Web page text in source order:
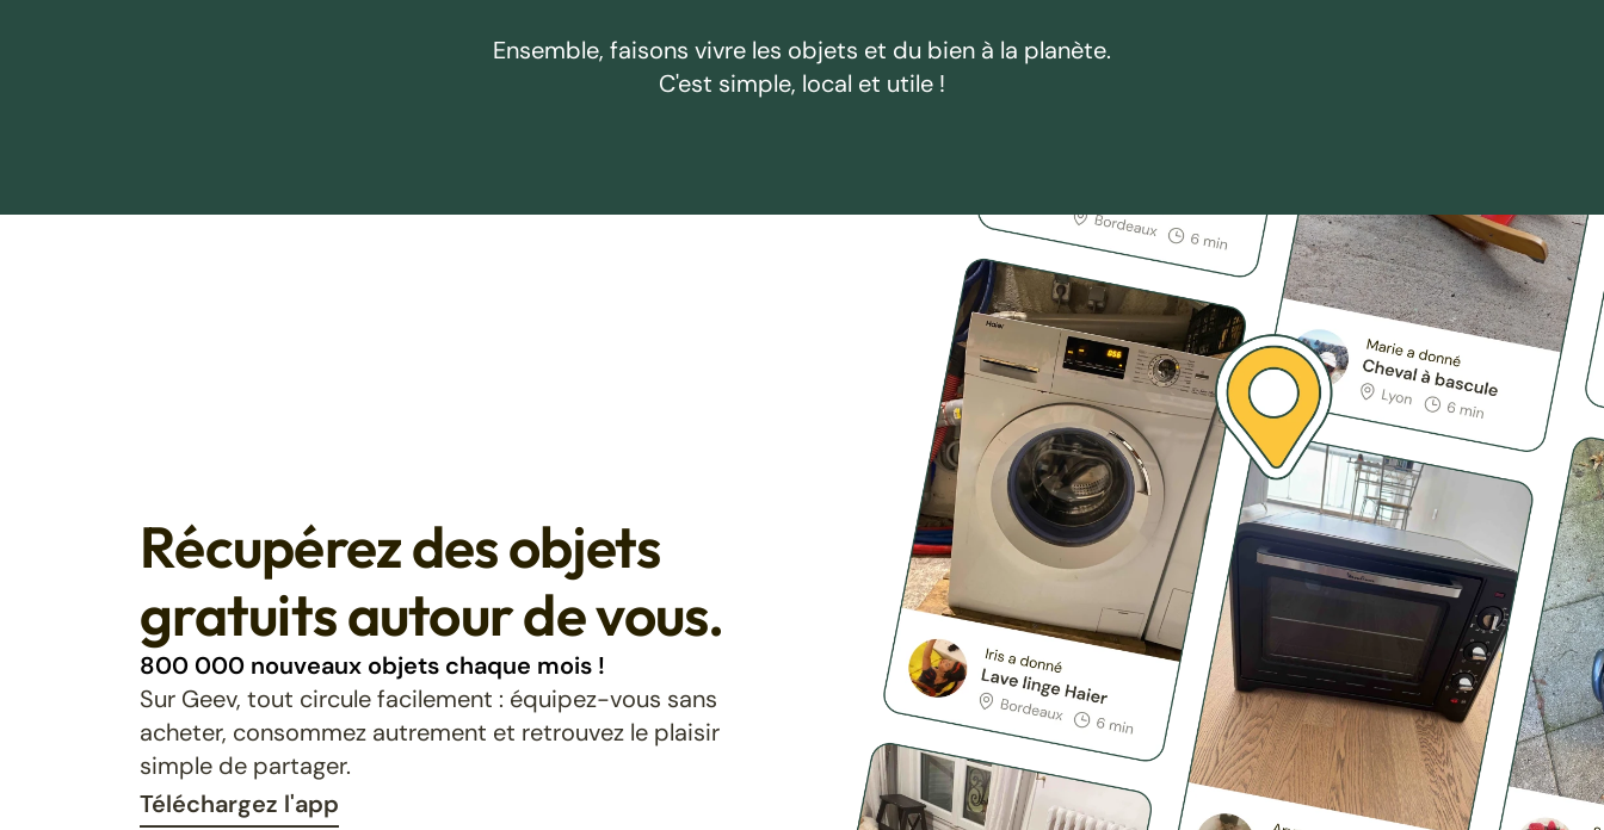
Ensemble, faisons vivre les objets et du bien à la planète.
C'est simple, local et utile !
Récupérez des objets
gratuits autour de vous.
800 000 nouveaux objets chaque mois !
Sur Geev, tout circule facilement : équipez-vous sans
acheter, consommez autrement et retrouvez le plaisir
simple de partager.
Téléchargez l'app